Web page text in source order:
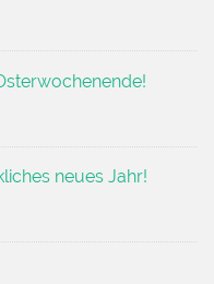
neues Jahr!